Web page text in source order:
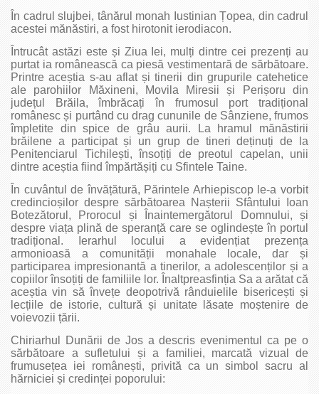
În cadrul slujbei, tânărul monah Iustinian Țopea, din cadrul
acestei mănăstiri, a fost hirotonit ierodiacon.
Întrucât astăzi este și Ziua Iei, mulți dintre cei prezenți au
purtat ia românească ca piesă vestimentară de sărbătoare.
Printre aceștia s-au aflat și tinerii din grupurile catehetice
ale parohiilor Măxineni, Movila Miresii și Perișoru din
județul Brăila, îmbrăcați în frumosul port tradițional
românesc și purtând cu drag cununile de Sânziene, frumos
împletite din spice de grâu aurii. La hramul mănăstirii
brăilene a participat și un grup de tineri deținuți de la
Penitenciarul Tichilești, însoțiți de preotul capelan, unii
dintre aceștia fiind împărtășiți cu Sfintele Taine.
În cuvântul de învățătură, Părintele Arhiepiscop le-a vorbit
credincioșilor despre sărbătoarea Nașterii Sfântului Ioan
Botezătorul, Prorocul și Înaintemergătorul Domnului, și
despre viața plină de speranță care se oglindește în portul
tradițional. Ierarhul locului a evidențiat prezența
armonioasă a comunității monahale locale, dar și
participarea impresionantă a tinerilor, a adolescenților și a
copiilor însoțiți de familiile lor. Înaltpreasfinția Sa a arătat că
aceștia vin să învețe deopotrivă rânduielile bisericești și
lecțiile de istorie, cultură și unitate lăsate moștenire de
voievozii țării.
Chiriarhul Dunării de Jos a descris evenimentul ca pe o
sărbătoare a sufletului și a familiei, marcată vizual de
frumusețea iei românești, privită ca un simbol sacru al
hărniciei și credinței poporului: